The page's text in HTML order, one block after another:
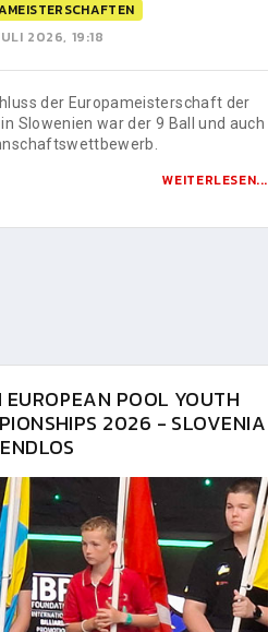
2026, 19:18
der Europameisterschaft der
Slowenien war der 9 Ball und auch
WEITERLESEN...
EUROPEAN POOL YOUTH
2026 - SLOVENIA